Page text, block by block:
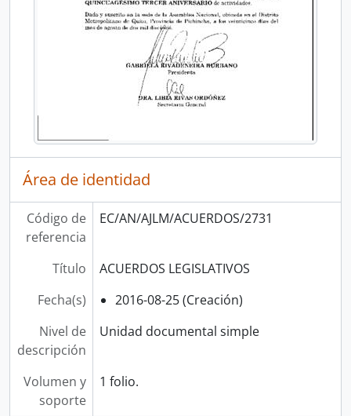
Área de identidad
Código de
referencia
EC/AN/AJLM/ACUERDOS/2731
Título
ACUERDOS LEGISLATIVOS
Fecha(s)
2016-08-25 (Creación)
Nivel de
descripción
Unidad documental simple
Volumen y
soporte
1 folio.